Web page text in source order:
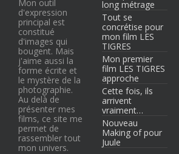
Mon outil
d'expression
principal est
constitué
d'images qui
bougent. Mais
j'aime aussi la
forme écrite et
le mystère de la
photographie.
Au delà de
présenter mes
films, ce site me
permet de
rassembler tout
mon univers.
long métrage
Tout se
concrétise pour
mon film LES
TIGRES
Mon premier
film LES TIGRES
approche
Cette fois, ils
arrivent
vraiment…
Nouveau
Making of pour
Juule